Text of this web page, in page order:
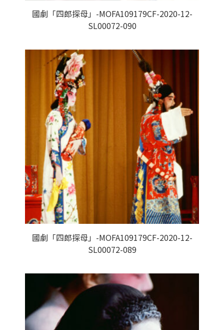
國劇「四郎探母」-MOFA109179CF-2020-12-
SL00072-090
國劇「四郎探母」-MOFA109179CF-2020-12-
SL00072-089